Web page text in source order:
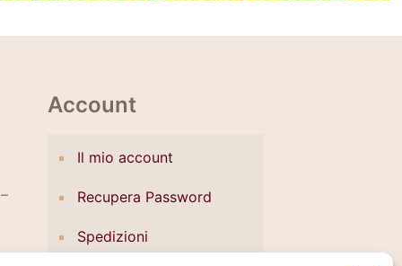
Account
Il mio account
Recupera Password
Spedizioni